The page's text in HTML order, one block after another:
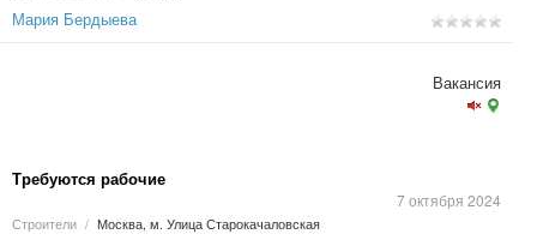
Мария Бердыева
Требуются рабочие
7 октября 2024
Строители / Москва, м. Улица Старокачаловская
Вакансия